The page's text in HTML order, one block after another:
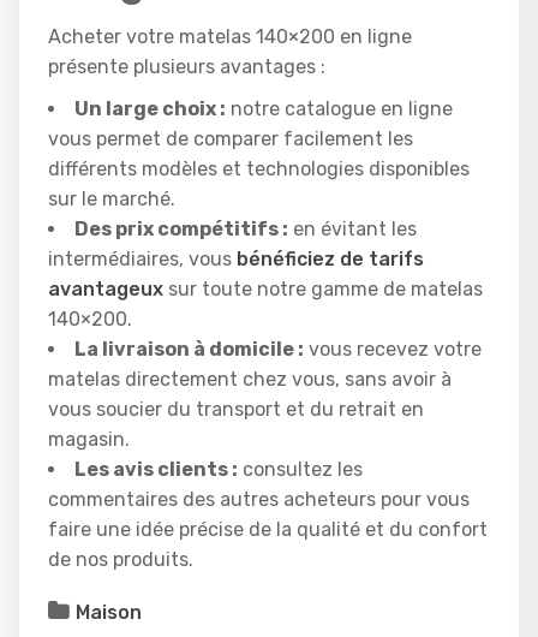
Acheter votre matelas 140×200 en ligne
présente plusieurs avantages :
Un large choix : notre catalogue en ligne
vous permet de comparer facilement les
différents modèles et technologies disponibles
sur le marché.
Des prix compétitifs : en évitant les
intermédiaires, vous bénéficiez de tarifs
avantageux sur toute notre gamme de matelas
140×200.
La livraison à domicile : vous recevez votre
matelas directement chez vous, sans avoir à
vous soucier du transport et du retrait en
magasin.
Les avis clients : consultez les
commentaires des autres acheteurs pour vous
faire une idée précise de la qualité et du confort
de nos produits.
Maison